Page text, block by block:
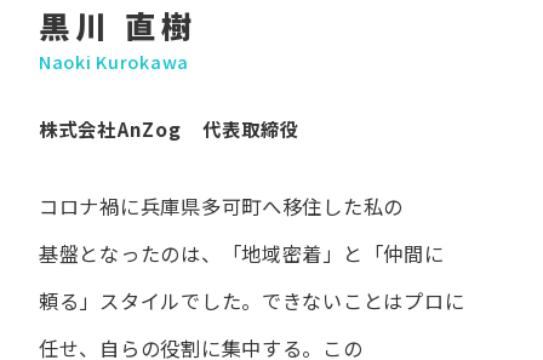
黒川 直樹
Naoki Kurokawa
株式会社AnZog 代表取締役
コロナ禍に​兵庫県多可町へ​移住した​私の​
基盤となったのは、
「地域密着」と​「仲間に​
頼る」スタイルでした。 できない​ことは​プロに​
任せ、​自らの​役割に​集中する。 この​